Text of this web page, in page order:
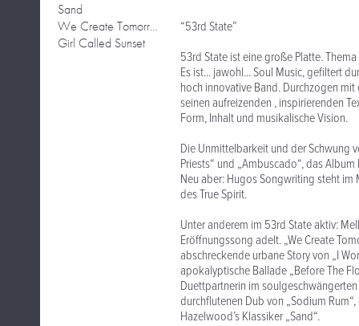
Sand
We Create Tomorrow
Girl Called Sunset
“53rd State”
53rd State ist eine große Platte.
Es ist... jawohl... Soul Music, gefiltert
hoch innovative Band. Durchzogen
seinen aufreizenden , inspirierenden
Form, Inhalt und musikalische Vision.
Die Unmittelbarkeit und der Schwung
Priests“ und „Ambuscado“, das
Neu aber: Hugos Songwriting steht
des True Spirit.
Unter anderem im 53rd State aktiv:
Eröffnungssong adelt. „We Create
abschreckende urbane Story von „I
apokalyptische Ballade „Before The
Duettpartnerin im
durchflutenen Dub von „Sodium
Hazelwood’s Klassiker „Sand“.